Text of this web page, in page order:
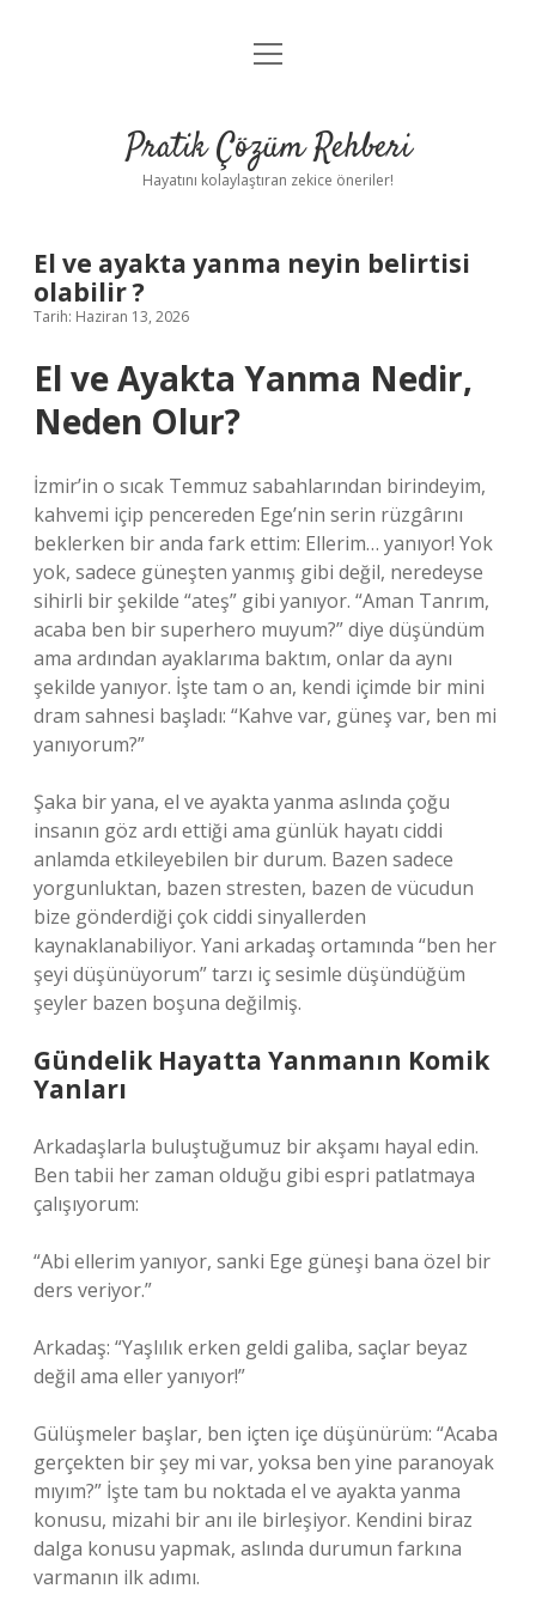
Anasayfa
Yasal Uyarı
menüyü
Pratik Çözüm Rehberi
Hayatını kolaylaştıran zekice öneriler!
El ve ayakta yanma neyin belirtisi
olabilir ?
Tarih: Haziran 13, 2026
El ve Ayakta Yanma Nedir,
Neden Olur?
İzmir’in o sıcak Temmuz sabahlarından birindeyim,
kahvemi içip pencereden Ege’nin serin rüzgârını
beklerken bir anda fark ettim: Ellerim… yanıyor! Yok
yok, sadece güneşten yanmış gibi değil, neredeyse
sihirli bir şekilde “ateş” gibi yanıyor. “Aman Tanrım,
acaba ben bir superhero muyum?” diye düşündüm
ama ardından ayaklarıma baktım, onlar da aynı
şekilde yanıyor. İşte tam o an, kendi içimde bir mini
dram sahnesi başladı: “Kahve var, güneş var, ben mi
yanıyorum?”
Şaka bir yana, el ve ayakta yanma aslında çoğu
insanın göz ardı ettiği ama günlük hayatı ciddi
anlamda etkileyebilen bir durum. Bazen sadece
yorgunluktan, bazen stresten, bazen de vücudun
bize gönderdiği çok ciddi sinyallerden
kaynaklanabiliyor. Yani arkadaş ortamında “ben her
şeyi düşünüyorum” tarzı iç sesimle düşündüğüm
şeyler bazen boşuna değilmiş.
Gündelik Hayatta Yanmanın Komik
Yanları
Arkadaşlarla buluştuğumuz bir akşamı hayal edin.
Ben tabii her zaman olduğu gibi espri patlatmaya
çalışıyorum:
“Abi ellerim yanıyor, sanki Ege güneşi bana özel bir
ders veriyor.”
Arkadaş: “Yaşlılık erken geldi galiba, saçlar beyaz
değil ama eller yanıyor!”
Gülüşmeler başlar, ben içten içe düşünürüm: “Acaba
gerçekten bir şey mi var, yoksa ben yine paranoyak
mıyım?” İşte tam bu noktada el ve ayakta yanma
konusu, mizahi bir anı ile birleşiyor. Kendini biraz
dalga konusu yapmak, aslında durumun farkına
varmanın ilk adımı.